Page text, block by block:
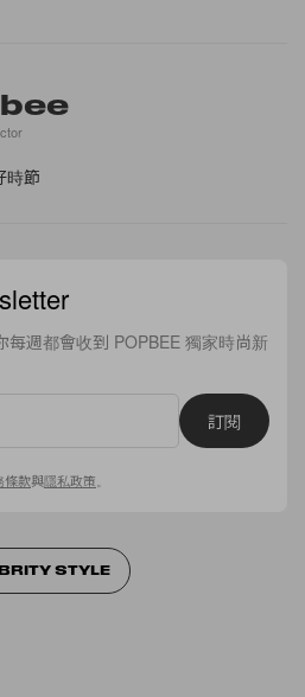
時節
週都會收到 POPBEE 獨家時尚新
訂閱
條款與隱私政策
STYLE